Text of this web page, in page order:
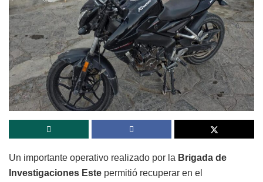
Un importante operativo realizado por la Brigada de
Investigaciones Este permitió recuperar en el